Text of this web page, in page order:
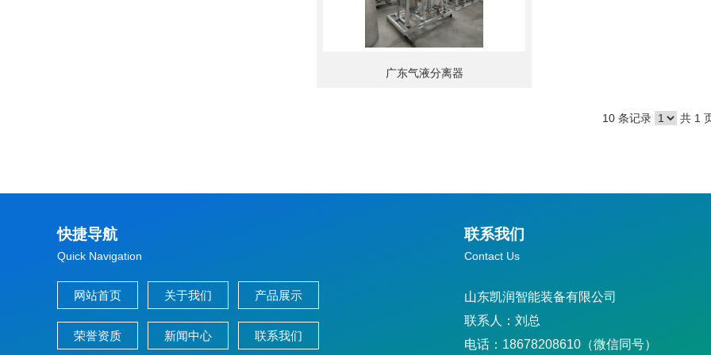
广东气液分离器
10 条记录 共 1
快捷导航
Quick Navigation
网站首页 关于我们 产品展示
荣誉资质 新闻中心 联系我们
联系我们
Contact Us
山东凯润智能装备有限公司
联系人：刘总
电话：18678208610（微信同号）